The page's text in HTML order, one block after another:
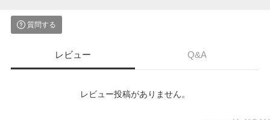
質問する
レビュー Q&A
レビュー投稿がありません。